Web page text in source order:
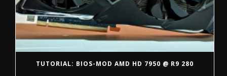
TUTORIAL: BIOS-MOD AMD HD 7950 @ R9 280